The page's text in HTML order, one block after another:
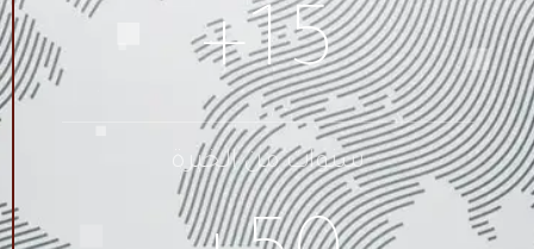
15
+
سنوات من الخبرة